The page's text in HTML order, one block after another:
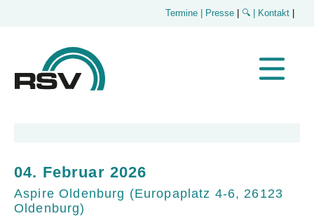
Termine | Presse 🔍 | Kontakt
04. Februar 2026
Aspire Oldenburg (Europaplatz 4-6, 26123
Oldenburg)